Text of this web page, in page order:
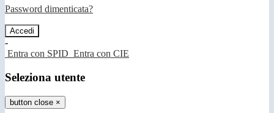
Password dimenticata?
-
Entra con SPID Entra con CIE
Seleziona utente
button close ×